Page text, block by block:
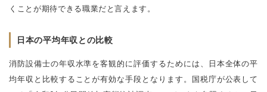
くことが期待できる職業だと言えます。
日本の平均年収との比較
消防設備士の年収水準を客観的に評価するためには、日本全体の平
均年収と比較することが有効な手段となります。国税庁が公表して